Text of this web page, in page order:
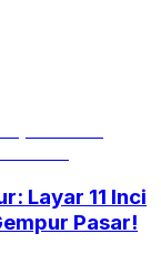
Layar 11 Inci
Pasar!